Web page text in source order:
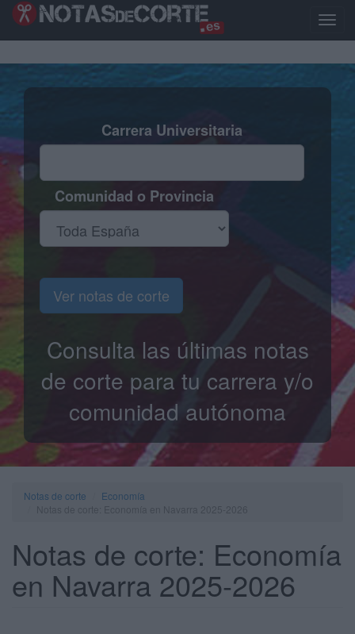
Pasar
Toggle
Carrera Universitaria
Comunidad o Provincia
Ver notas de corte
Consulta las últimas notas
de corte para tu carrera y/o
comunidad autónoma
Notas de corte
Economía
Notas de corte: Economía
en Navarra 2025-2026